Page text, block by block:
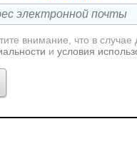
внимание, что в
и условия